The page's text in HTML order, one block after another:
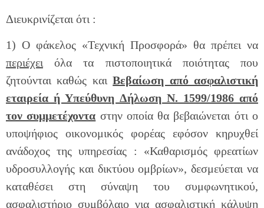
Διευκρινίζεται ότι :
1) Ο φάκελος «Τεχνική Προσφορά» θα πρέπει να
περιέχει όλα τα πιστοποιητικά ποιότητας που
ζητούνται καθώς καιΒεβαίωση από ασφαλιστική
εταιρεία ή Υπεύθυνη Δήλωση Ν. 1599/1986 από
τον συμμετέχοντα στην οποία θα βεβαιώνεται ότι ο
υποψήφιος οικονομικός φορέας εφόσον κηρυχθεί
ανάδοχος της υπηρεσίας : «Καθαρισμός φρεατίων
υδροσυλλογής και δικτύου ομβρίων», δεσμεύεται να
καταθέσει στη σύναψη του συμφωνητικού,
ασφαλιστήριο συμβόλαιο για ασφαλιστική κάλυψη